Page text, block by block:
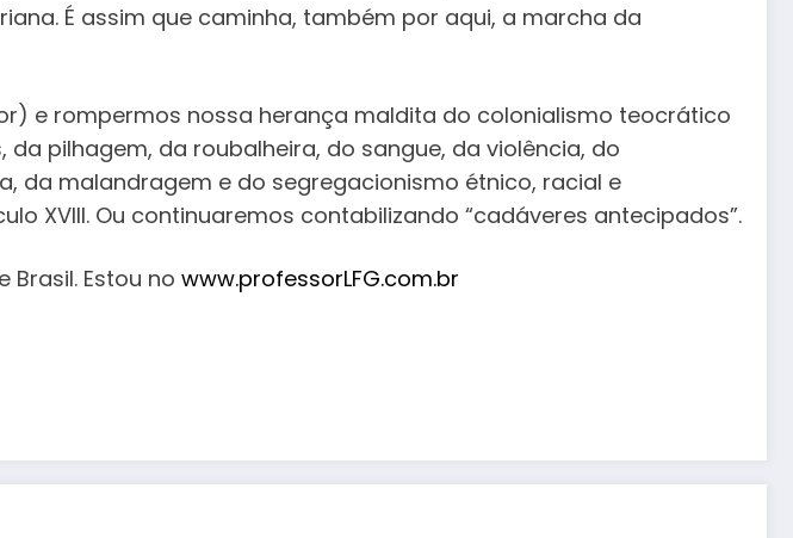
É assim que caminha, também por aqui, a marcha da
e rompermos nossa herança maldita do colonialismo teocrático
pilhagem, da roubalheira, do sangue, da violência, do
da malandragem e do segregacionismo étnico, racial e
XVIII. Ou continuaremos contabilizando “cadáveres antecipados”.
Estou no www.professorLFG.com.br